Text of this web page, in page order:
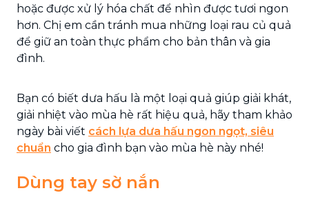
hoặc được xử lý hóa chất để nhìn được tươi ngon
hơn. Chị em cần tránh mua những loại rau củ quả
để giữ an toàn thực phẩm cho bản thân và gia
đình.
Bạn có biết dưa hấu là một loại quả giúp giải khát,
giải nhiệt vào mùa hè rất hiệu quả, hãy tham khảo
ngày bài viết cách lựa dưa hấu ngon ngọt, siêu
chuẩn cho gia đình bạn vào mùa hè này nhé!
Dùng tay sờ nắn